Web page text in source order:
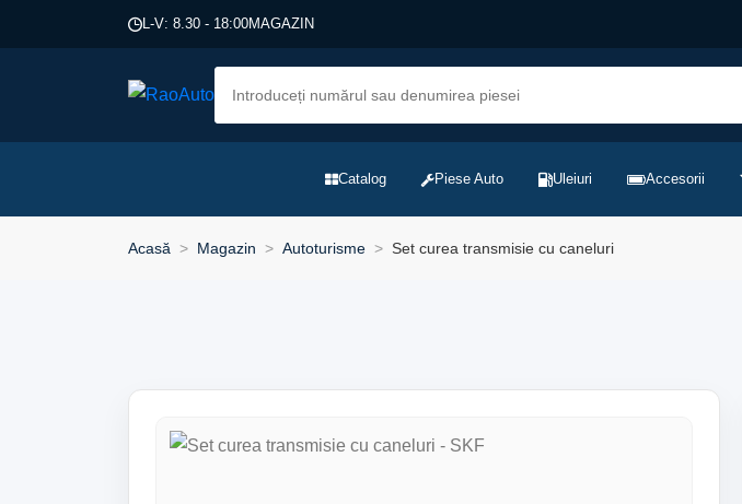
L-V: 8.30 - 18:00MAGAZIN
Catalog Piese Auto Uleiuri Accesorii
Acasă Magazin Autoturisme Set curea transmisie cu caneluri